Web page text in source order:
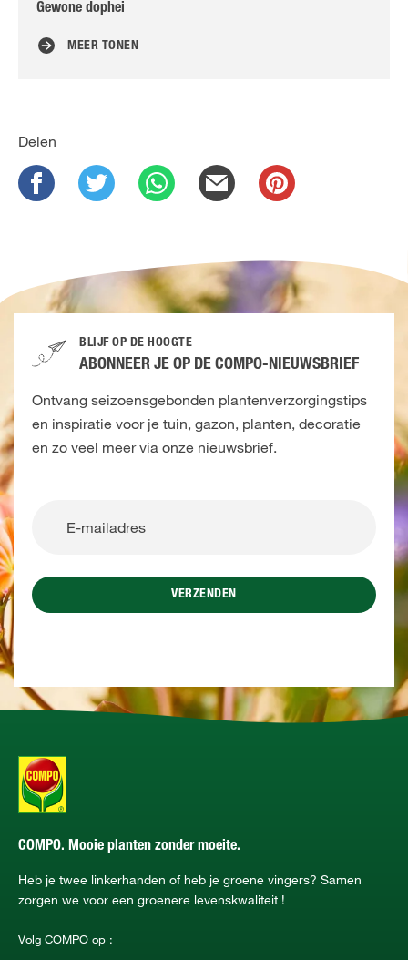
Gewone dophei
MEER TONEN
Delen
BLIJF OP DE HOOGTE
ABONNEER JE OP DE COMPO-NIEUWSBRIEF
Ontvang seizoensgebonden plantenverzorgingstips
en inspiratie voor je tuin, gazon, planten, decoratie
en zo veel meer via onze nieuwsbrief.
VERZENDEN
COMPO. Mooie planten zonder moeite.
Heb je twee linkerhanden of heb je groene vingers? Samen
zorgen we voor een groenere levenskwaliteit !
Volg COMPO op :